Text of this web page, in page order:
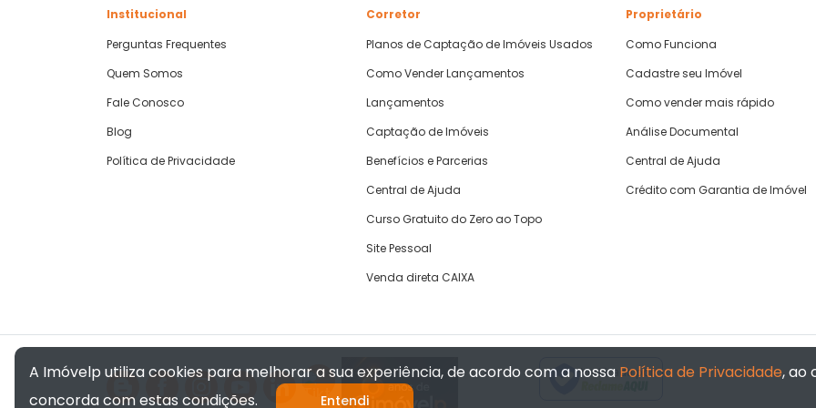
Institucional
Perguntas Frequentes
Quem Somos
Fale Conosco
Blog
Política de Privacidade
Corretor
Planos de Captação de Imóveis Usados
Como Vender Lançamentos
Lançamentos
Captação de Imóveis
Benefícios e Parcerias
Central de Ajuda
Curso Gratuito do Zero ao Topo
Site Pessoal
Venda direta CAIXA
Proprietário
Como Funciona
Cadastre seu Imóvel
Como vender mais rápido
Análise Documental
Central de Ajuda
Crédito com Garantia de Imóvel
Verificada por
A Imóvelp utiliza cookies para melhorar a sua experiência, de acordo com a nossa Política de Privacidade, ao
concorda com estas condições.
Entendi